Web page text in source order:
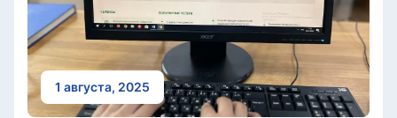
1 августа, 2025